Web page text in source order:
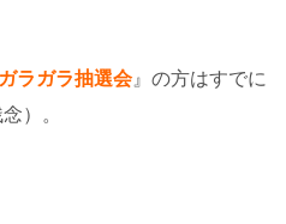
ガラガラ抽選会』の方はすでに
）。